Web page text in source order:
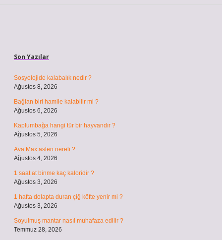
Son Yazılar
Sosyolojide kalabalık nedir ?
Ağustos 8, 2026
Bağlan biri hamile kalabilir mi ?
Ağustos 6, 2026
Kaplumbağa hangi tür bir hayvandır ?
Ağustos 5, 2026
Ava Max aslen nereli ?
Ağustos 4, 2026
1 saat at binme kaç kaloridir ?
Ağustos 3, 2026
1 hafta dolapta duran çiğ köfte yenir mi ?
Ağustos 3, 2026
Soyulmuş mantar nasıl muhafaza edilir ?
Temmuz 28, 2026